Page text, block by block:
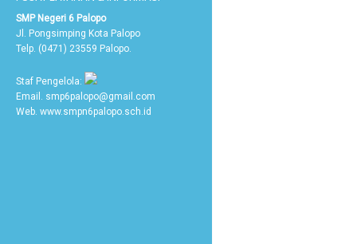
SMP Negeri 6 Palopo
Jl. Pongsimping Kota Palopo
Telp. (0471) 23559 Palopo.
Staf Pengelola:
Email. smp6palopo@gmail.com
Web. www.smpn6palopo.sch.id